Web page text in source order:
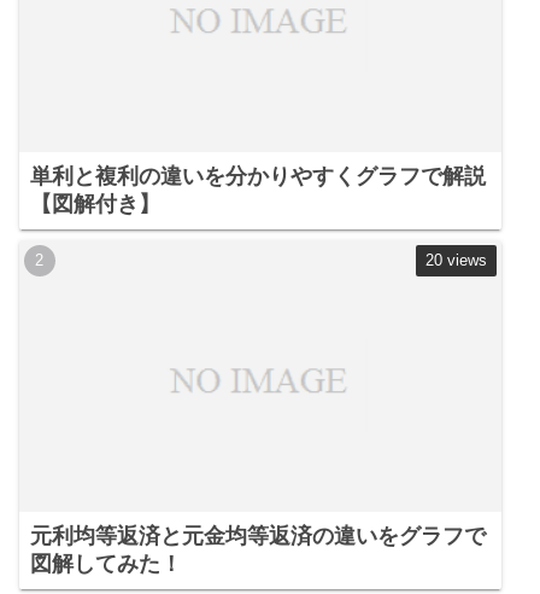
単利と複利の違いを分かりやすくグラフで解説
【図解付き】
元利均等返済と元金均等返済の違いをグラフで
図解してみた！
20 views